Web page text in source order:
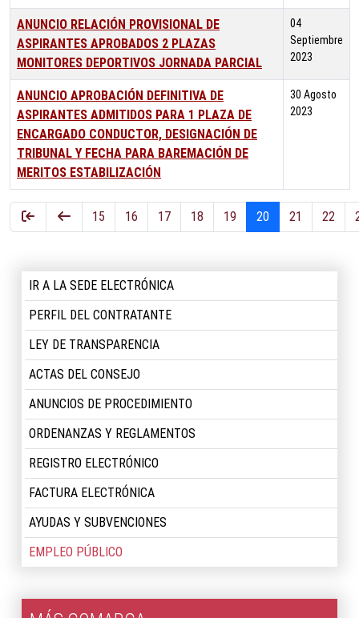
Artículos
ANUNCIO RELACIÓN PROVISIONAL DE
ASPIRANTES APROBADOS 2 PLAZAS
MONITORES DEPORTIVOS JORNADA PARCIAL
04
Septiembre
2023
ANUNCIO APROBACIÓN DEFINITIVA DE
ASPIRANTES ADMITIDOS PARA 1 PLAZA DE
ENCARGADO CONDUCTOR, DESIGNACIÓN DE
TRIBUNAL Y FECHA PARA BAREMACIÓN DE
MERITOS ESTABILIZACIÓN
30 Agosto
2023
Página 20 de 29
15 16 17 18 19 20 21 22
IR A LA SEDE ELECTRÓNICA
PERFIL DEL CONTRATANTE
LEY DE TRANSPARENCIA
ACTAS DEL CONSEJO
ANUNCIOS DE PROCEDIMIENTO
ORDENANZAS Y REGLAMENTOS
REGISTRO ELECTRÓNICO
FACTURA ELECTRÓNICA
AYUDAS Y SUBVENCIONES
EMPLEO PÚBLICO